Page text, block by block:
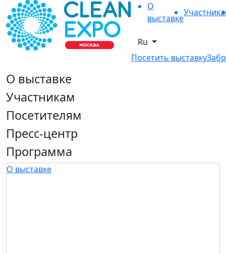
О
выставке
Ru
Посетить выставку
О выставке
Участникам
Посетителям
Пресс-центр
Программа
О выставке